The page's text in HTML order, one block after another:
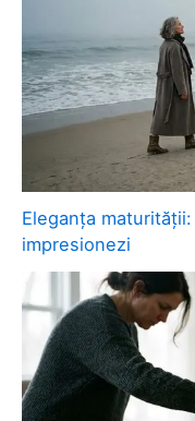
Eleganța
impresionezi